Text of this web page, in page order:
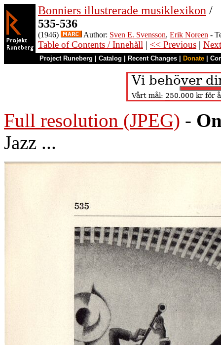
Bonniers illustrerade musiklexikon /
535-536
(1946) Author: Sven E. Svensson, Erik Noreen -
Table of Contents / Innehåll | << Previous |
Project Runeberg Catalog Recent Changes Donate
Full resolution (JPEG) -
Jazz ...